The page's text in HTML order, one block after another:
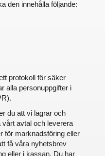
den innehålla följande:
protokoll för säker
alla personuppgifter i
du att vi lagrar och
vårt avtal och leverera
för marknadsföring eller
få våra nyhetsbrev
eller i kassan. Du har